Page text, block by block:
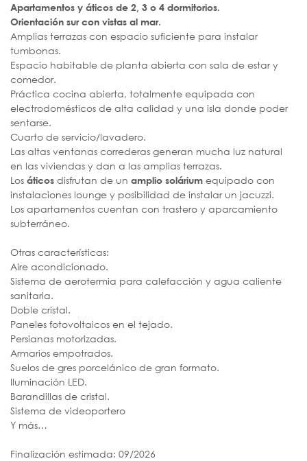
Apartamentos y áticos de 2, 3 o 4 dormitorios.
Orientación sur con vistas al mar.
Amplias terrazas con espacio suficiente para instalar
tumbonas.
Espacio habitable de planta abierta con sala de estar y
comedor.
Práctica cocina abierta, totalmente equipada con
electrodomésticos de alta calidad y una isla donde poder
sentarse.
Cuarto de servicio/lavadero.
Las altas ventanas correderas generan mucha luz natural
en las viviendas y dan a las amplias terrazas.
Los áticos disfrutan de un amplio solárium equipado con
instalaciones lounge y posibilidad de instalar un jacuzzi.
Los apartamentos cuentan con trastero y aparcamiento
subterráneo.
Otras características:
Aire acondicionado.
Sistema de aerotermia para calefacción y agua caliente
sanitaria.
Doble cristal.
Paneles fotovoltaicos en el tejado.
Persianas motorizadas.
Armarios empotrados.
Suelos de gres porcelánico de gran formato.
Iluminación LED.
Barandillas de cristal.
Sistema de videoportero
Y más…
Finalización estimada: 09/2026